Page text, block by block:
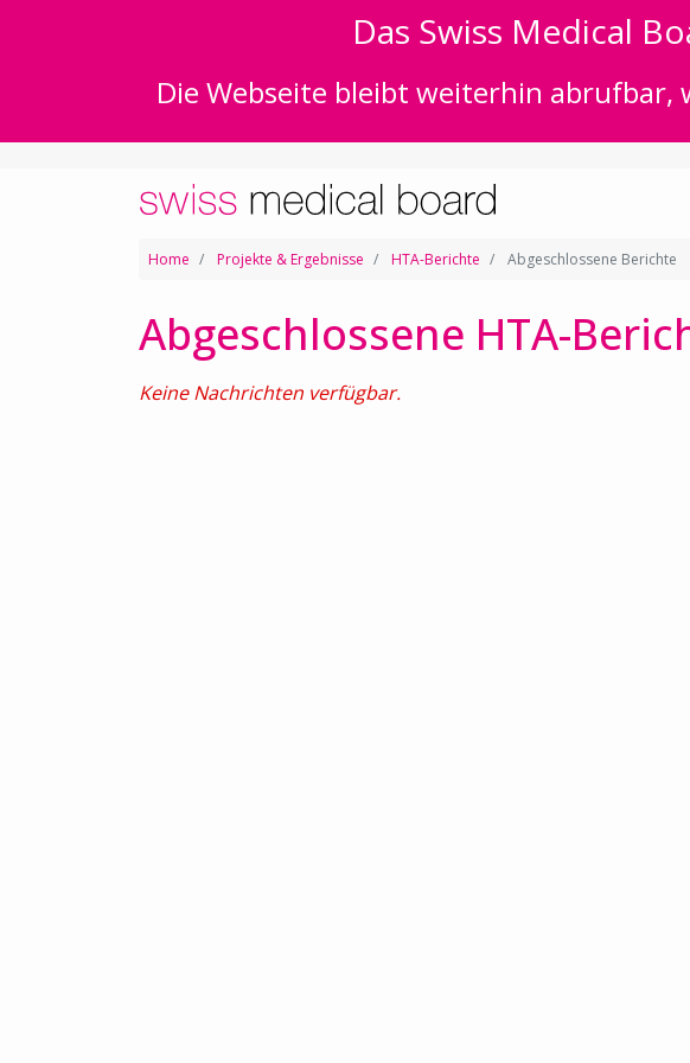
Das Swiss Medical
Die Webseite bleibt weiterhin
Home Projekte & Ergebnisse HTA-Berichte Abgeschlossene Berichte
Abgeschlossene HTA-
Keine Nachrichten verfügbar.